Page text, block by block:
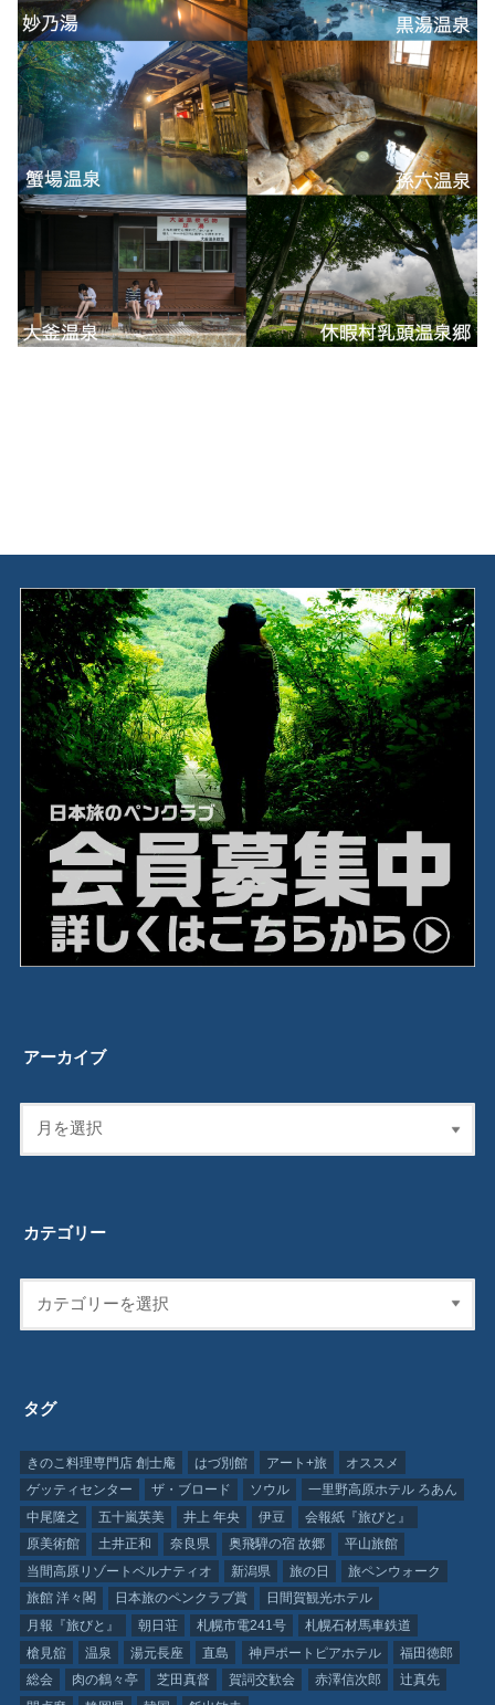
アーカイブ
カテゴリー
タグ
きのこ料理専門店 創士庵 はづ別館 アート+旅
オススメ
ゲッティセンター
ザ・ブロード ソウル
一里野高原ホテル ろあん
中尾隆之
五十嵐英美 井上 年央 伊豆
会報紙『旅びと』
原美術館
土井正和 奈良県 奥飛騨の宿 故郷
平山旅館
当間高原リゾートベルナティオ
新潟県 旅の日
旅ペンウォーク
旅館 洋々閣
日本旅のペンクラブ賞
日間賀観光ホテル
月報『旅びと』
朝日荘 札幌市電241号
札幌石材馬車鉄道
槍見舘
温泉 湯元長座 直島 神戸ポートピアホテル
福田徳郎
総会
肉の鶴々亭 芝田真督 賀詞交歓会 赤澤信次郎
辻真先